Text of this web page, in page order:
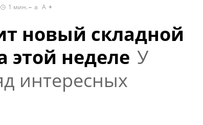
1 мин. a A
новый складной
этой неделе У
интересных